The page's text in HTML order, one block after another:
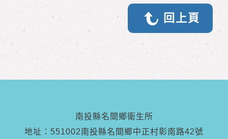
回上頁
南投縣名間鄉衛生所
地址：551002南投縣名間鄉中正村彰南路42號